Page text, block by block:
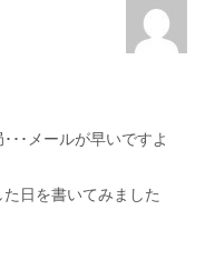
･･メールが早いですよ
日を書いてみました